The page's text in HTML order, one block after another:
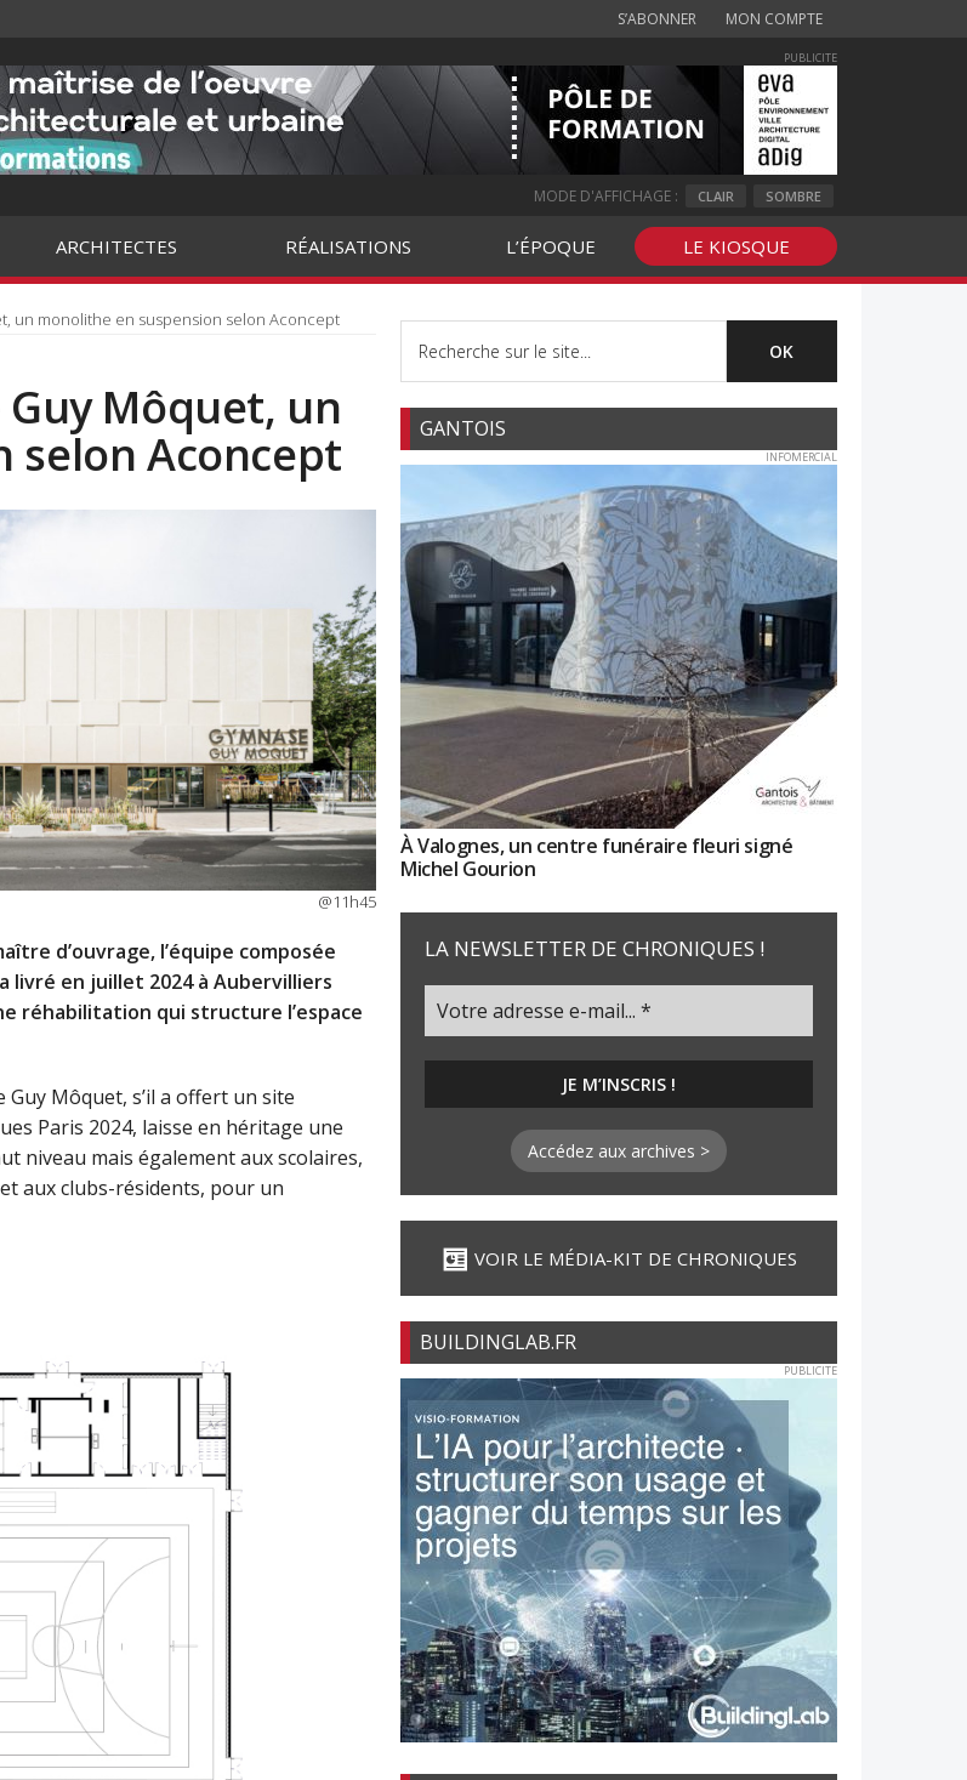
S’ABONNER MON COMPTE
PUBLICITE
MODE D'AFFICHAGE : CLAIR SOMBRE
ARCHITECTES RÉALISATIONS L’ÉPOQUE LE KIOSQUE
un monolithe en suspension selon Aconcept
Môquet, un
selon Aconcept
@11h45
d’ouvrage, l’équipe composée
livré en juillet 2024 à Aubervilliers
réhabilitation qui structure l’espace
Môquet, s’il a offert un site
Paris 2024, laisse en héritage une
niveau mais également aux scolaires,
aux clubs-résidents, pour un
GANTOIS
INFOMERCIAL
À Valognes, un centre funéraire fleuri signé
Michel Gourion
LA NEWSLETTER DE CHRONIQUES !
Accédez aux archives >
VOIR LE MÉDIA-KIT DE CHRONIQUES
BUILDINGLAB.FR
PUBLICITE